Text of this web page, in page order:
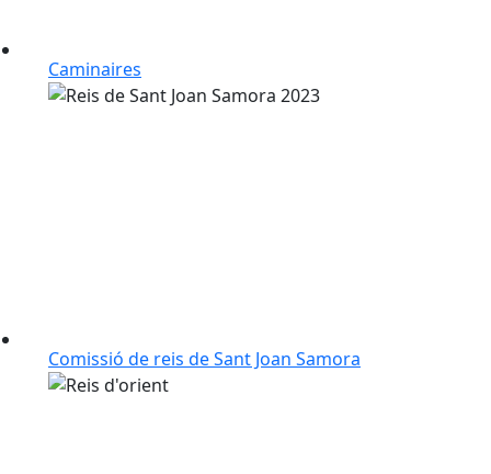
Caminaires
Comissió de reis de Sant Joan Samora